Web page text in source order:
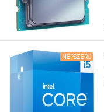
NÉPSZERŰ